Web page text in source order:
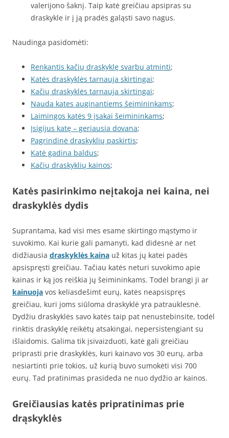
valerijono šaknį. Taip katė greičiau apsipras su
draskykle ir į ją pradės galąsti savo nagus.
Naudinga pasidomėti:
Renkantis kačių draskyklę svarbu atminti;
Katės draskyklės tarnauja skirtingai;
Kačių draskyklės tarnauja skirtingai;
Nauda kates auginantiems šeimininkams;
Laimingos katės 9 įsakai šeimininkams;
Įsigijus katę – geriausia dovana;
Pagrindinė draskyklių paskirtis;
Katė gadina baldus;
Kačių draskyklių kainos;
Katės pasirinkimo neįtakoja nei kaina, nei
draskyklės dydis
Suprantama, kad visi mes esame skirtingo mąstymo ir
suvokimo. Kai kurie gali pamanyti, kad didesnė ar net
didžiausia draskyklės kaina už kitas jų katei padės
apsispręsti greičiau. Tačiau katės neturi suvokimo apie
kainas ir ką jos reiškia jų šeimininkams. Todėl brangi ji ar
kainuoja vos keliasdešimt eurų, katės neapsispręs
greičiau, kuri joms siūloma draskyklė yra patrauklesnė.
Dydžiu draskyklės savo katės taip pat nenustebinsite, todėl
rinktis draskyklę reikėtų atsakingai, nepersistengiant su
išlaidomis. Galima tik įsivaizduoti, katė gali greičiau
priprasti prie draskyklės, kuri kainavo vos 30 eurų, arba
nesiartinti prie tokios, už kurią buvo sumokėti visi 700
eurų. Tad pratinimas prasideda ne nuo dydžio ar kainos.
Greičiausias katės pripratinimas prie
drąskyklės